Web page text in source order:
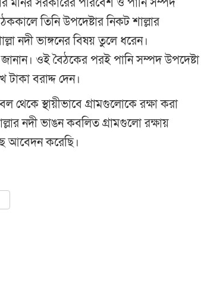
তিনি উপদেষ্টার নিকট শাল্লার
নদী ভাঙ্গনের বিষয় তুলে ধরেন।
ওই বৈঠকের পরই পানি সম্পদ উপদেষ্টা
বরাদ্দ দেন।
থেকে স্থায়ীভাবে গ্রামগুলোকে রক্ষা করা
নদী ভাঙন কবলিত গ্রামগুলো রক্ষায়
আবেদন করেছি।